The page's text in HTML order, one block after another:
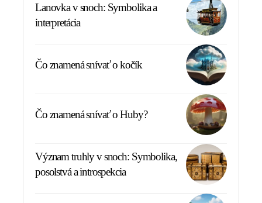
Lanovka v snoch: Symbolika a
interpretácia
Čo znamená snívať o kočík
Čo znamená snívať o Huby?
Význam truhly v snoch: Symbolika,
posolstvá a introspekcia